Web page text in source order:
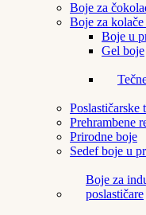
Boje za
Boje za
Boje u
Gel boje
Poslastičarske
Prehrambene
Prirodne boje
Sedef boje u
Boje za
poslastičare